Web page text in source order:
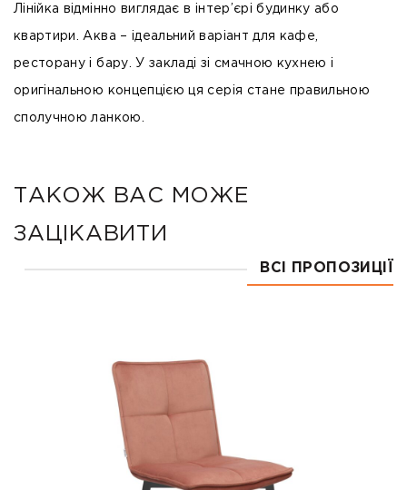
Лінійка відмінно виглядає в інтер’єрі будинку або
квартири. Аква – ідеальний варіант для кафе,
ресторану і бару. У закладі зі смачною кухнею і
оригінальною концепцією ця серія стане правильною
сполучною ланкою.
ТАКОЖ ВАС МОЖЕ
ЗАЦІКАВИТИ
ВСІ ПРОПОЗИЦІЇ